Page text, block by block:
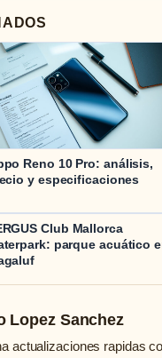
Reno 10 Pro: análisis,
y especificaciones
Club Mallorca
parque acuático
Lopez Sanchez
actualizaciones rapidas